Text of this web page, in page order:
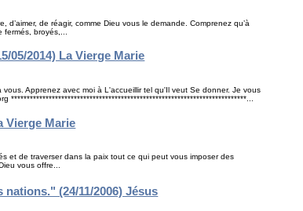
de réagir, comme Dieu vous le demande. Comprenez qu’à
broyés,...
05/2014) La Vierge Marie
Apprenez avec moi à L'accueillir tel qu'Il veut Se donner. Je vous
***************************************************************************...
Vierge Marie
et de traverser dans la paix tout ce qui peut vous imposer des
vous offre...
(24/11/2006) Jésus